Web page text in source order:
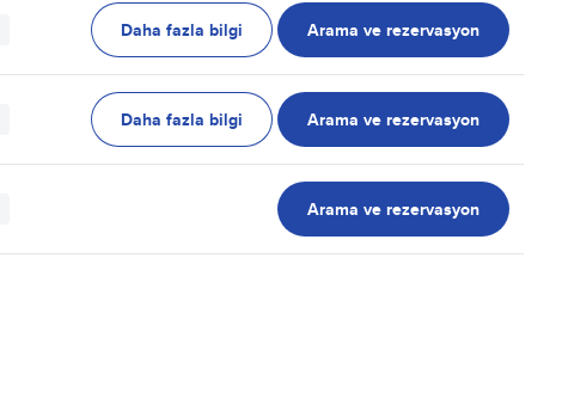
Daha fazla bilgi Arama ve rezervasyon
Daha fazla bilgi Arama ve rezervasyon
Arama ve rezervasyon